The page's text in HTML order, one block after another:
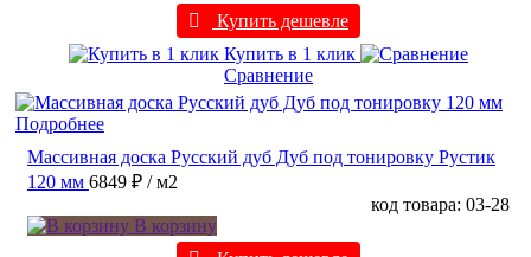
Купить дешевле
Купить в 1 клик
Сравнение
Подробнее
Массивная доска Русский дуб Дуб под тонировку Рустик
120 мм 6849 ₽ / м2
код товара: 03-28
В корзину